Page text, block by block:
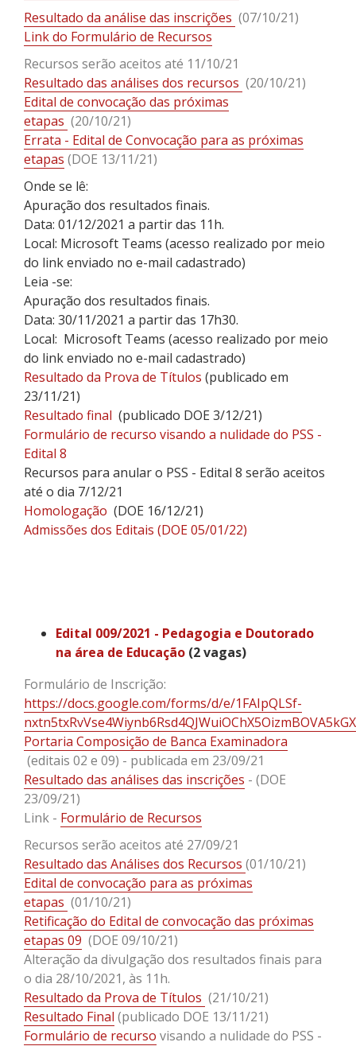
Resultado da análise das inscrições (07/10/21)
Link do Formulário de Recursos
Recursos serão aceitos até 11/10/21
Resultado das análises dos recursos (20/10/21)
Edital de convocação das próximas
etapas (20/10/21)
Errata - Edital de Convocação para as próximas
etapas (DOE 13/11/21)
Onde se lê:
Apuração dos resultados finais.
Data: 01/12/2021 a partir das 11h.
Local: Microsoft Teams (acesso realizado por meio
do link enviado no e-mail cadastrado)
Leia -se:
Apuração dos resultados finais.
Data: 30/11/2021 a partir das 17h30.
Local: Microsoft Teams (acesso realizado por meio
do link enviado no e-mail cadastrado)
Resultado da Prova de Títulos (publicado em
23/11/21)
Resultado final (publicado DOE 3/12/21)
Formulário de recurso visando a nulidade do PSS -
Edital 8
Recursos para anular o PSS - Edital 8 serão aceitos
até o dia 7/12/21
Homologação (DOE 16/12/21)
Admissões dos Editais (DOE 05/01/22)
Edital 009/2021 - Pedagogia e Doutorado
na área de Educação (2 vagas)
Formulário de Inscrição:
https://docs.google.com/forms/d/e/1FAIpQLSf-
Portaria Composição de Banca Examinadora
(editais 02 e 09) - publicada em 23/09/21
Resultado das análises das inscrições - (DOE
23/09/21)
Link - Formulário de Recursos
Recursos serão aceitos até 27/09/21
Resultado das Análises dos Recursos (01/10/21)
Edital de convocação para as próximas
etapas (01/10/21)
Retificação do Edital de convocação das próximas
etapas 09 (DOE 09/10/21)
Alteração da divulgação dos resultados finais para
o dia 28/10/2021, às 11h.
Resultado da Prova de Títulos (21/10/21)
Resultado Final (publicado DOE 13/11/21)
Formulário de recurso visando a nulidade do PSS -